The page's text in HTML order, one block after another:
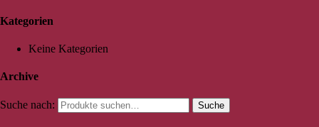
Kategorien
Keine Kategorien
Archive
Suche nach: Suche